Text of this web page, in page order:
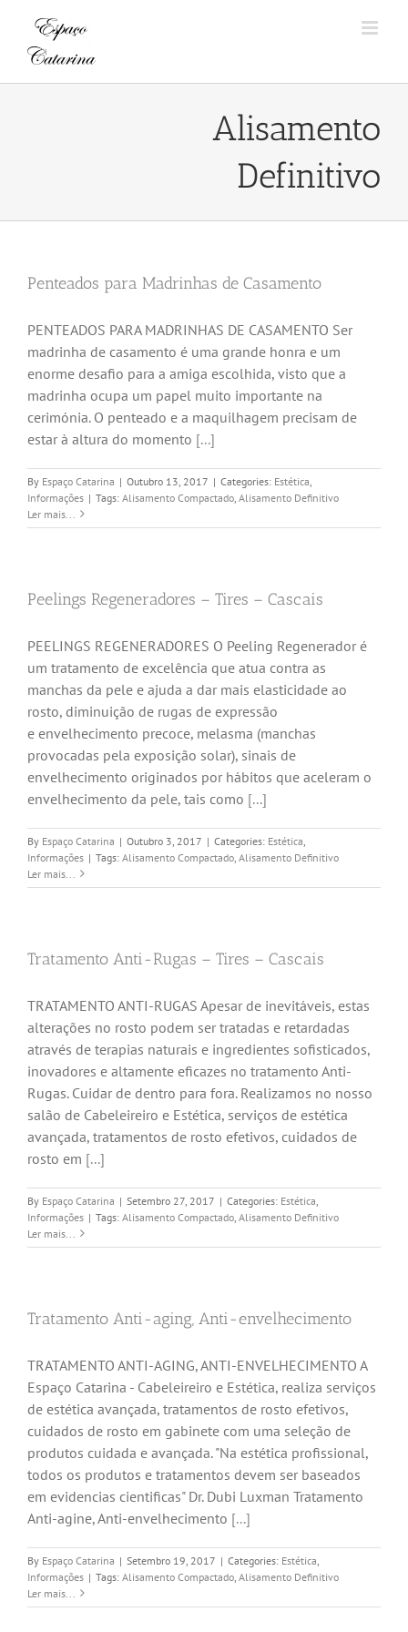
content
Alisamento
Definitivo
Penteados para Madrinhas de Casamento
PENTEADOS PARA MADRINHAS DE CASAMENTO Ser
madrinha de casamento é uma grande honra e um
enorme desafio para a amiga escolhida, visto que a
madrinha ocupa um papel muito importante na
cerimónia. O penteado e a maquilhagem precisam de
estar à altura do momento [...]
By Espaço Catarina | Outubro 13, 2017 | Categories: Estética
Informações | Tags: Alisamento Compactado Alisamento Definitivo
Ler mais...
Peelings Regeneradores – Tires – Cascais
PEELINGS REGENERADORES O Peeling Regenerador é
um tratamento de excelência que atua contra as
manchas da pele e ajuda a dar mais elasticidade ao
rosto, diminuição de rugas de expressão
e envelhecimento precoce, melasma (manchas
provocadas pela exposição solar), sinais de
envelhecimento originados por hábitos que aceleram o
envelhecimento da pele, tais como [...]
By Espaço Catarina | Outubro 3, 2017 | Categories: Estética
Informações | Tags: Alisamento Compactado Alisamento Definitivo
Ler mais...
Tratamento Anti-Rugas – Tires – Cascais
TRATAMENTO ANTI-RUGAS Apesar de inevitáveis, estas
alterações no rosto podem ser tratadas e retardadas
através de terapias naturais e ingredientes sofisticados,
inovadores e altamente eficazes no tratamento Anti-
Rugas. Cuidar de dentro para fora. Realizamos no nosso
salão de Cabeleireiro e Estética, serviços de estética
avançada, tratamentos de rosto efetivos, cuidados de
rosto em [...]
By Espaço Catarina | Setembro 27, 2017 | Categories: Estética
Informações | Tags: Alisamento Compactado Alisamento Definitivo
Ler mais...
Tratamento Anti-aging, Anti-envelhecimento
TRATAMENTO ANTI-AGING, ANTI-ENVELHECIMENTO A
Espaço Catarina - Cabeleireiro e Estética, realiza serviços
de estética avançada, tratamentos de rosto efetivos,
cuidados de rosto em gabinete com uma seleção de
produtos cuidada e avançada. "Na estética profissional,
todos os produtos e tratamentos devem ser baseados
em evidencias cientificas" Dr. Dubi Luxman Tratamento
Anti-agine, Anti-envelhecimento [...]
By Espaço Catarina | Setembro 19, 2017 | Categories: Estética
Informações | Tags: Alisamento Compactado Alisamento Definitivo
Ler mais...